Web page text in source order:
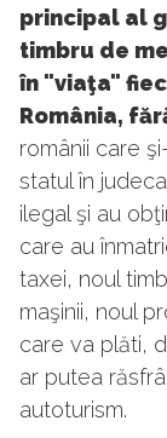
principal al
timbru de
în "viaţa"
România,
românii care
statul în
ilegal şi au
care au
taxei, noul
maşinii, noul
care va plăti,
ar putea
autoturism.